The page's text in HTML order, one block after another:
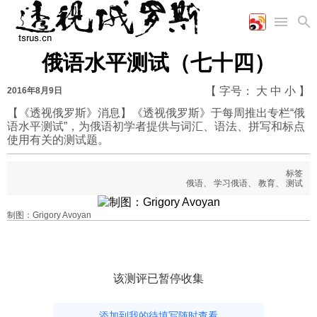
国际
时政
海军
陆军
军事合作
商业
工业
能源
农业
教育
美食
娱乐
高清图片
漫画
视频
图表
俄语水平测试（七十四）
2016年8月9日 【 字号： 大 中 小 】
【《透视俄罗斯》消息】《透视俄罗斯》于每周推出专栏“俄
语水平测试”，为俄语初学者提供与词汇、语法、拼写和标点
使用有关的测试题。
标签
俄语、 学习俄语、 教育、 测试
制图：Grigory Avoyan